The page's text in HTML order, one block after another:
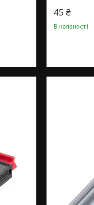
45 ₴
В наявності